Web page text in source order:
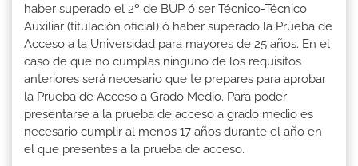
haber superado el 2º de BUP ó ser Técnico-Técnico
Auxiliar (titulación oficial) ó haber superado la Prueba de
Acceso a la Universidad para mayores de 25 años. En el
caso de que no cumplas ninguno de los requisitos
anteriores será necesario que te prepares para aprobar
la Prueba de Acceso a Grado Medio. Para poder
presentarse a la prueba de acceso a grado medio es
necesario cumplir al menos 17 años durante el año en
el que presentes a la prueba de acceso.